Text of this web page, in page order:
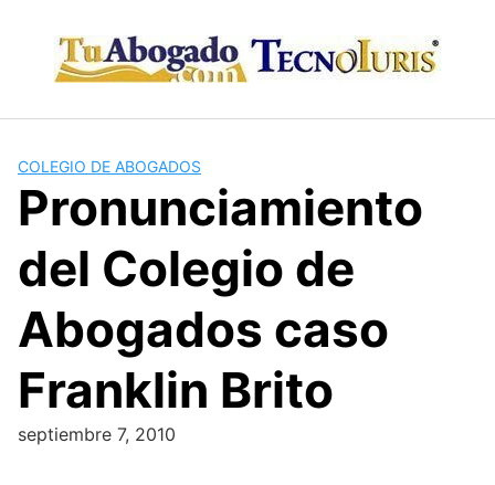
content
COLEGIO DE ABOGADOS
Pronunciamiento
del Colegio de
Abogados caso
Franklin Brito
septiembre 7, 2010